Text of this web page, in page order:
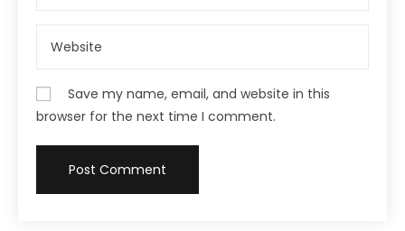
Save my name, email, and website in this
browser for the next time I comment.